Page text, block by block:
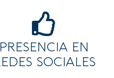
PRESENCIA EN
SOCIALES